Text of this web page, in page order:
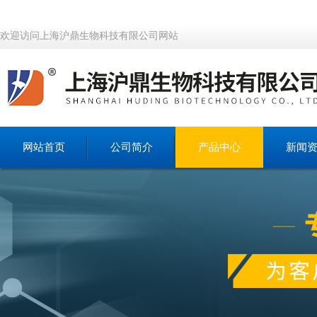
欢迎访问上海沪鼎生物科技有限公司网站
网站首页 公司简介 产品中心 新闻